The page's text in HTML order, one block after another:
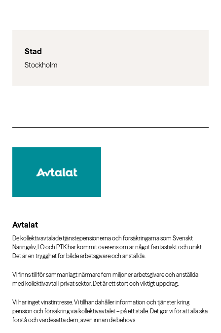
Stad
Stockholm
Avtalat
De kollektivavtalade tjänstepensionerna och försäkringarna som Svenskt
Näringsliv, LO och PTK har kommit överens om är något fantastiskt och unikt.
Det är en trygghet för både arbetsgivare och anställda.
Vi finns till för sammanlagt närmare fem miljoner arbetsgivare och anställda
med kollektivavtal i privat sektor. Det är ett stort och viktigt uppdrag.
Vi har inget vinstintresse. Vi tillhandahåller information och tjänster kring
pension och försäkring via kollektivavtalet – på ett ställe. Det gör vi för att alla ska
förstå och värdesätta dem, även innan de behövs.